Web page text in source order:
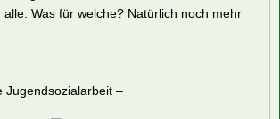
Was für welche? Natürlich noch mehr
Jugendsozialarbeit –